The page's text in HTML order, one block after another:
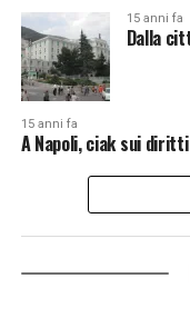
15 anni fa
Dalla
15 anni fa
A Napoli, ciak sui